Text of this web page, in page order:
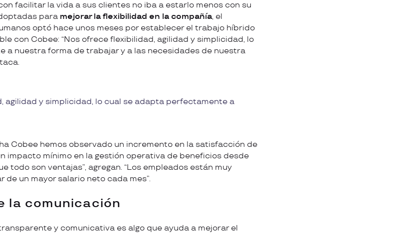
facilitar la vida a sus clientes no iba a estarlo menos con su
para mejorar la flexibilidad en la compañía, el
optó hace unos meses por establecer el trabajo híbrido
con Cobee: “Nos ofrece flexibilidad, agilidad y simplicidad, lo
a nuestra forma de trabajar y a las necesidades de nuestra
agilidad y simplicidad, lo cual se adapta perfectamente a
Cobee hemos observado un incremento en la satisfacción de
impacto mínimo en la gestión operativa de beneficios desde
todo son ventajas”, agregan. “Los empleados están muy
un mayor salario neto cada mes”.
la comunicación
y comunicativa es algo que ayuda a mejorar el